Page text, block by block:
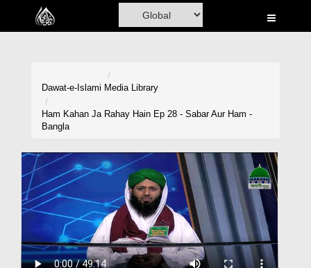
Home
Madani Channel
Volunteer Portal
Rohani Ilaj
Blog
Dawat-e-Islami Media Library
Ham Kahan Ja Rahay Hain Ep 28 - Sabar Aur Ham -
Bangla